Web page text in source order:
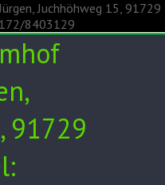
91729